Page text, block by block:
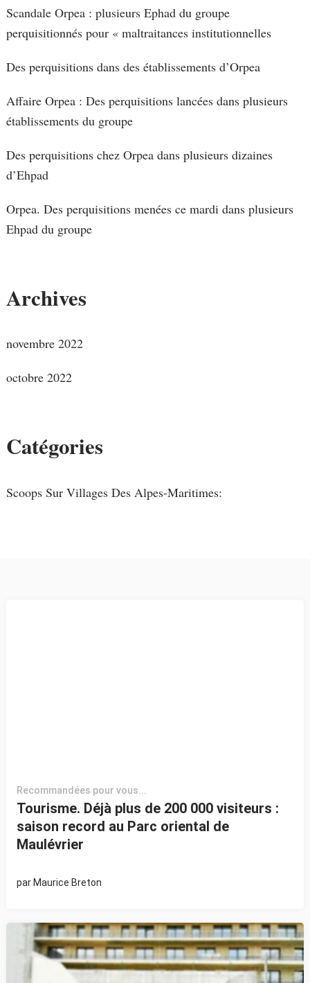
Scandale Orpea : plusieurs Ephad du groupe
perquisitionnés pour « maltraitances institutionnelles
Des perquisitions dans des établissements d’Orpea
Affaire Orpea : Des perquisitions lancées dans plusieurs
établissements du groupe
Des perquisitions chez Orpea dans plusieurs dizaines
d’Ehpad
Orpea. Des perquisitions menées ce mardi dans plusieurs
Ehpad du groupe
Archives
novembre 2022
octobre 2022
Catégories
Scoops Sur Villages Des Alpes-Maritimes:
Recommandées pour vous...
Tourisme. Déjà plus de 200 000 visiteurs :
saison record au Parc oriental de
Maulévrier
par Maurice Breton